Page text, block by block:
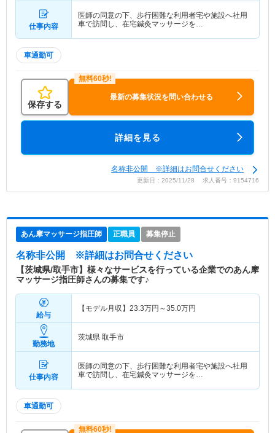
仕事内容
医師の同意の下、歩行困難な利用者宅や施設へ社用
車で訪問し、在宅鍼灸マッサージを…
車通勤可
保存する
最新の募集状況を問い合わせる
詳細を見る
名称非公開 ※詳細はお問合せください
更新日：2025/11/28 求人番号：9154716
あん摩マッサージ指圧師 正職員 募集停止
名称非公開 ※詳細はお問合せください
【茨城県/取手市】様々なサービスを行っている企業でのあん摩
マッサージ指圧師さんの募集です♪
給与
【モデル月収】 23.3万円～35.0万円
勤務地
茨城県 取手市
仕事内容
医師の同意の下、歩行困難な利用者宅や施設へ社用
車で訪問し、在宅鍼灸マッサージを…
車通勤可